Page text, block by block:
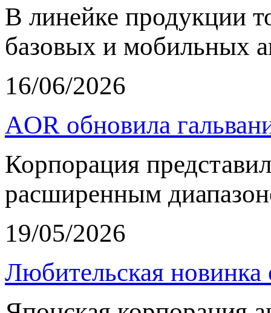
В линейке продукции
базовых и мобильных
16/06/2026
AOR обновила
Корпорация
расширенным
19/05/2026
Любительская новинка